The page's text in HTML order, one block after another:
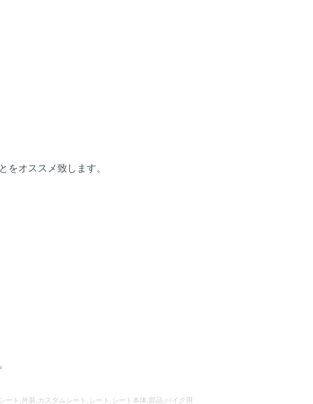
オススメ致します。
ト,外装,カスタムシート,シート,シート本体,部品,バイク用